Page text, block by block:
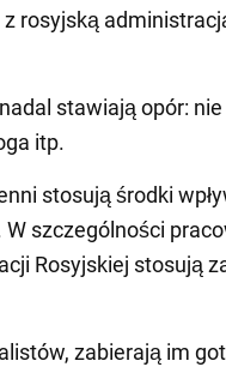
rosyjską
stawiają opór:
itp.
stosują środki
szczególności
Rosyjskiej stosują
zabierają im